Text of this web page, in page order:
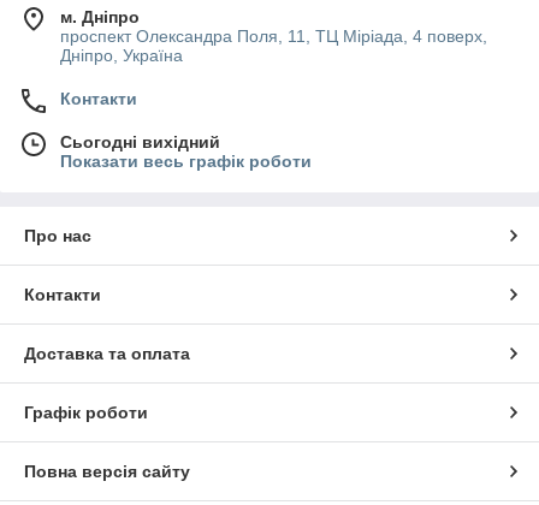
м. Дніпро
проспект Олександра Поля, 11, ТЦ Міріада, 4 поверх,
Дніпро, Україна
Контакти
Сьогодні вихідний
Показати весь графік роботи
Про нас
Контакти
Доставка та оплата
Графік роботи
Повна версія сайту